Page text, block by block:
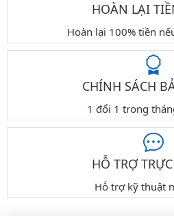
HOÀN LẠI
Hoàn lại 100% tiền
CHÍNH SÁCH
1 đổi 1 trong
HỖ TRỢ
Hỗ trợ kỹ thuật